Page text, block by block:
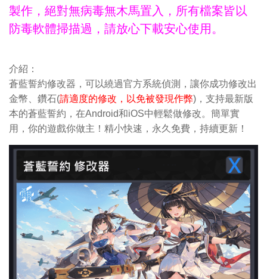
製作，絕對無病毒無木馬置入，所有檔案皆以
防毒軟體掃描過，請放心下載安心使用。
介紹：
蒼藍誓約修改器，可以繞過官方系統偵測，讓你成功修改出
金幣、鑽石(請適度的修改，以免被發現作弊)，支持最新版
本的蒼藍誓約，在Android和iOS中輕鬆做修改。簡單實
用，你的遊戲你做主！精小快速，永久免費，持續更新！